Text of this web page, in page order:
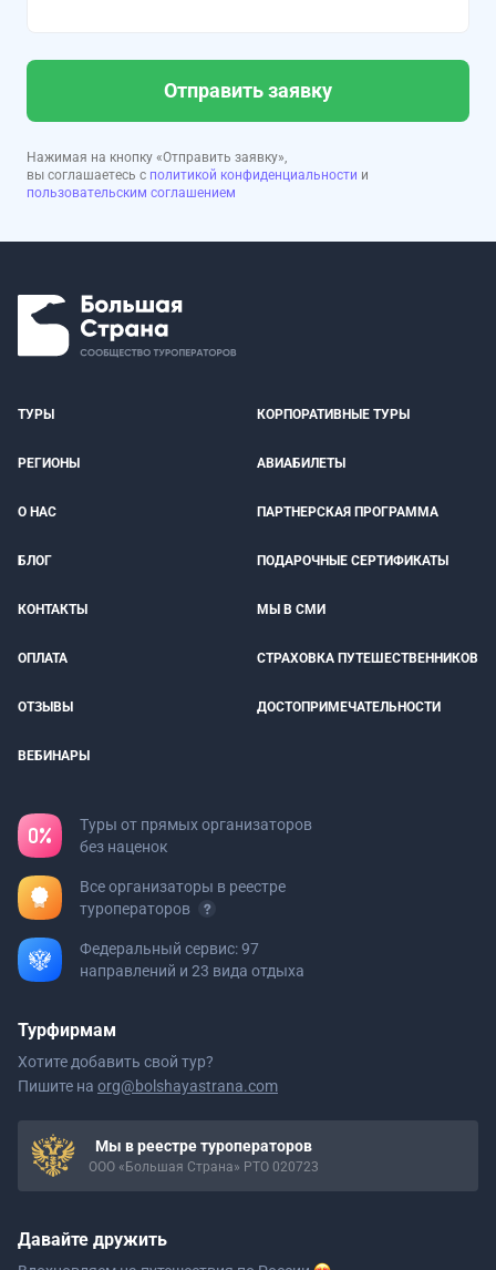
Отправить заявку
Нажимая на кнопку «Отправить заявку»,
вы соглашаетесь с политикой конфиденциальности и
пользовательским соглашением
ТУРЫ КОРПОРАТИВНЫЕ ТУРЫ
РЕГИОНЫ АВИАБИЛЕТЫ
О НАС ПАРТНЕРСКАЯ ПРОГРАММА
БЛОГ ПОДАРОЧНЫЕ СЕРТИФИКАТЫ
КОНТАКТЫ МЫ В СМИ
ОПЛАТА СТРАХОВКА ПУТЕШЕСТВЕННИКОВ
ОТЗЫВЫ ДОСТОПРИМЕЧАТЕЛЬНОСТИ
ВЕБИНАРЫ
Туры от прямых организаторов
без наценок
Все организаторы в реестре
туроператоров
Федеральный сервис: 97
направлений и 23 вида отдыха
Турфирмам
Хотите добавить свой тур?
Пишите на org@bolshayastrana.com
Мы в реестре туроператоров
ООО «Большая Страна» РТО 020723
Давайте дружить